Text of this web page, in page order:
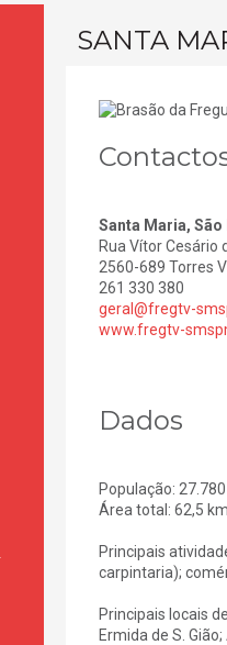
SANTA
Santa Maria,
Rua Vítor Cesário
2560-689 Torres
261 330 380
geral@fregtv-
www.fregtv-
Dados
População:
Área total: 62,5
Principais
carpintaria);
Principais locais
Ermida de S.